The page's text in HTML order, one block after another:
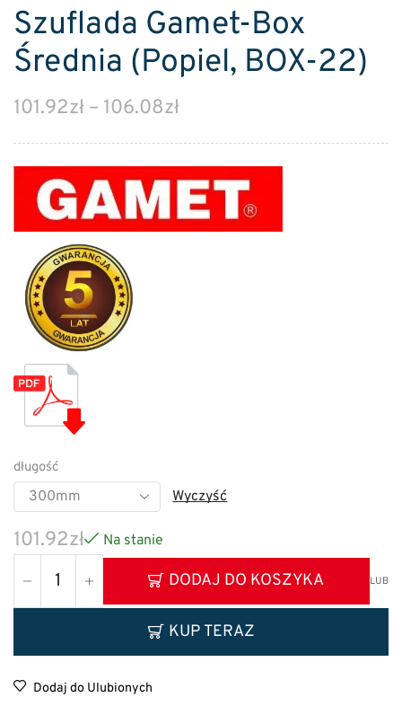
Szuflada Gamet-Box
Średnia (Popiel, BOX-22)
101.92zł – 106.08zł
długość
Wyczyść
101.92zł Na stanie
DODAJ DO KOSZYKA LUB
KUP TERAZ
Dodaj do Ulubionych